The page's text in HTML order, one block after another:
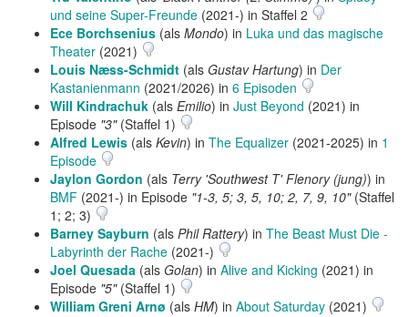
und seine Super-Freunde (2021-) in Staffel 2
Ece Borchsenius (als Mondo) in Luka und das magische
Theater (2021)
Louis Næss-Schmidt (als Gustav Hartung) in Der
Kastanienmann (2021/2026) in 6 Episoden
Will Kindrachuk (als Emilio) in Just Beyond (2021) in
Episode "3"(Staffel 1)
Alfred Lewis (als Kevin) in The Equalizer (2021-2025) in 1
Episode
Jaylon Gordon (als Terry 'Southwest T' Flenory (jung)) in
BMF (2021-) in Episode "1-3, 5; 3, 5, 10; 2, 7, 9, 10"(Staffel
1; 2; 3)
Barney Sayburn (als Phil Rattery) in The Beast Must Die -
Labyrinth der Rache (2021-)
Joel Quesada (als Golan) in Alive and Kicking (2021) in
Episode "5"(Staffel 1)
William Greni Arnø (als HM) in About Saturday (2021)